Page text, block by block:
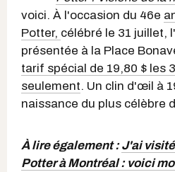
voici. À l'occasion du 46e
Potter, célébré le 31 juillet,
présentée à la Place
tarif spécial de 19,80 $ les
seulement. Un clin d'œil à
naissance du plus célèbre
À lire également :J'ai
Potter à Montréal : voici